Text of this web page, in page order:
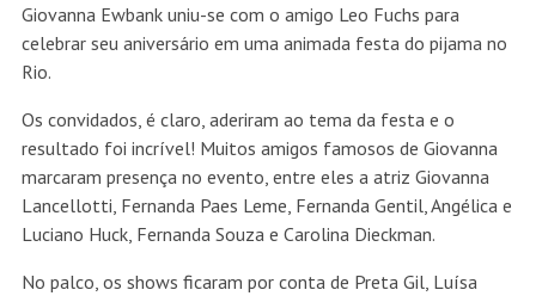
Giovanna Ewbank uniu-se com o amigo Leo Fuchs para
celebrar seu aniversário em uma animada festa do pijama no
Rio.
Os convidados, é claro, aderiram ao tema da festa e o
resultado foi incrível! Muitos amigos famosos de Giovanna
marcaram presença no evento, entre eles a atriz Giovanna
Lancellotti, Fernanda Paes Leme, Fernanda Gentil, Angélica e
Luciano Huck, Fernanda Souza e Carolina Dieckman.
No palco, os shows ficaram por conta de Preta Gil, Luísa